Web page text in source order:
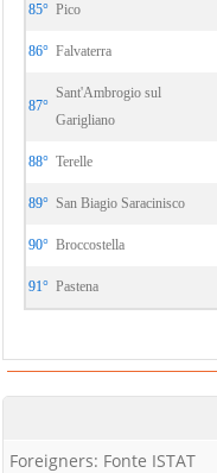
85° Pico
86° Falvaterra
87°
Sant'Ambrogio sul
Garigliano
88° Terelle
89° San Biagio Saracinisco
90° Broccostella
91° Pastena
Foreigners: Fonte ISTAT